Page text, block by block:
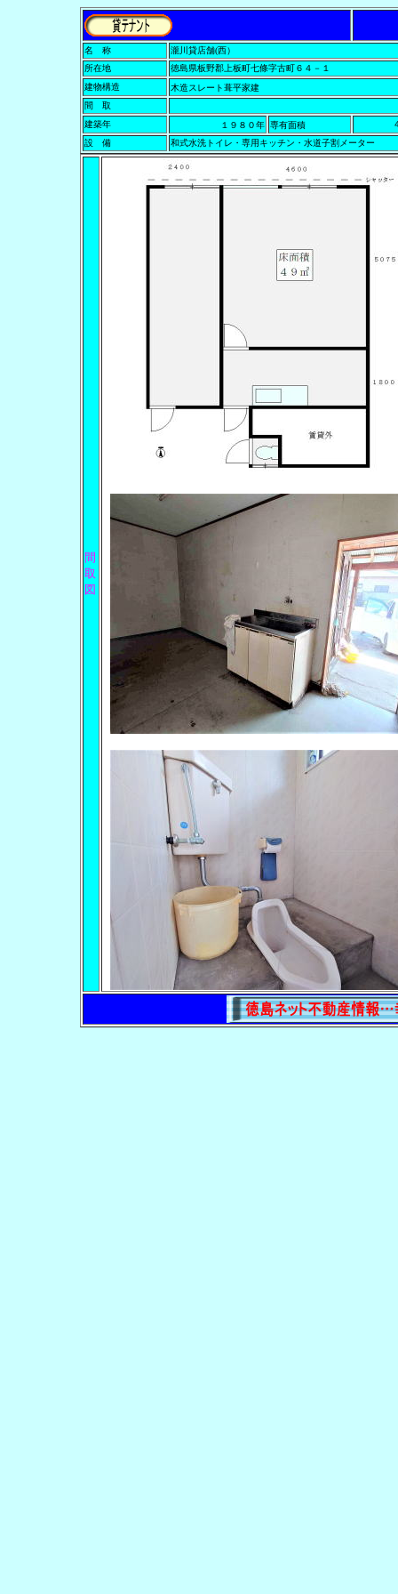
名 称
瀧川貸店舗(西）
所在地
徳島県板野郡上板町七條字古町６４－１
建物構造
木造スレート葺平家建
間 取
建築年
１９８０年 専有面積
設 備
和式水洗トイレ・専用キッチン・水道子割メーター
間
取
図